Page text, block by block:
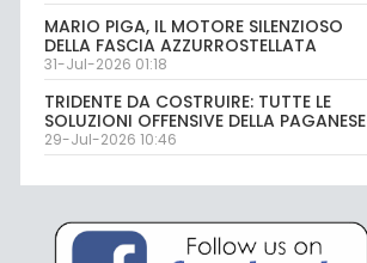
MARIO PIGA, IL MOTORE SILENZIOSO
DELLA FASCIA AZZURROSTELLATA
31-Jul-2026 01:18
TRIDENTE DA COSTRUIRE: TUTTE LE
SOLUZIONI OFFENSIVE DELLA PAGANESE
29-Jul-2026 10:46